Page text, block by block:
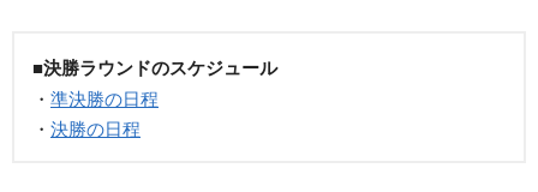
■決勝ラウンドのスケジュール
・ 準決勝の日程
・ 決勝の日程